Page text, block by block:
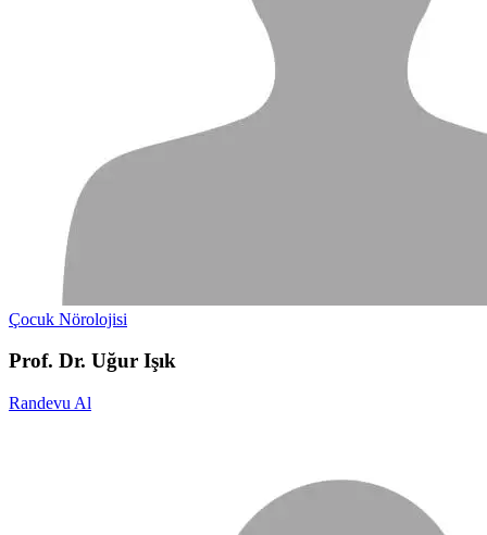
Çocuk Nörolojisi
Prof. Dr. Uğur Işık
Randevu Al